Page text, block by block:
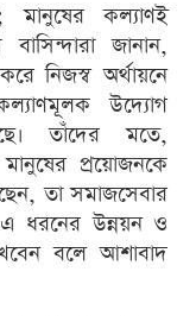
মানুষের কল্যাণই
জানান,
নিজস্ব অর্থায়নে
উদ্যোগ
তাঁদের মতে,
মানুষের প্রয়োজনকে
তা সমাজসেবার
এ ধরনের উন্নয়ন ও
বলে আশাবাদ